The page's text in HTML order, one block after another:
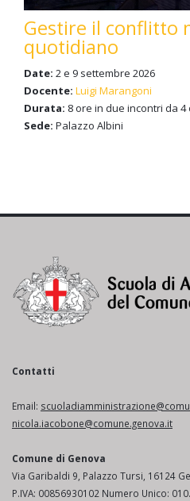
Gestire il conflitto
quotidiano
Date: 2 e 9 settembre 2026
Docente: Luigi Marangoni
Durata: 8 ore in due incontri da 4
Sede: Palazzo Albini
Contatti
Email:
nicola.iacobone@comune.genova.it
Comune di Genova
Via Garibaldi 9, Palazzo Tursi, 16124
P.IVA: 00856930102 Numero Unico: